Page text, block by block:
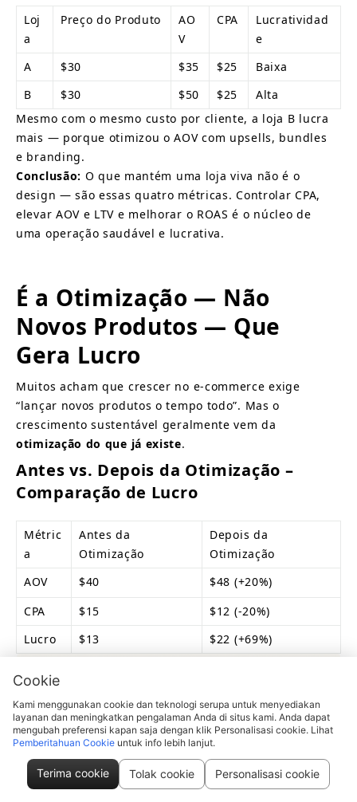
Loj
a
Preço do Produto
AO
V
CPA
Lucratividad
e
A
$30 $35 $25
Baixa
B
$30 $50 $25
Alta
Mesmo com o mesmo custo por cliente, a loja B lucra
mais — porque otimizou o AOV com upsells, bundles
e branding.
Conclusão: O que mantém uma loja viva não é o
design — são essas quatro métricas. Controlar CPA,
elevar AOV e LTV e melhorar o ROAS é o núcleo de
uma operação saudável e lucrativa.
É a Otimização — Não
Novos Produtos — Que
Gera Lucro
Muitos acham que crescer no e-commerce exige
“lançar novos produtos o tempo todo”. Mas o
crescimento sustentável geralmente vem da
otimização do que já existe.
Antes vs. Depois da Otimização –
Comparação de Lucro
Métric
a
Antes da
Otimização
Depois da
Otimização
AOV
$40
$48 (+20%)
CPA
$15
$12 (-20%)
Lucro
$13 $22 (+69%)
Cookie
Kami menggunakan cookie dan teknologi serupa untuk menyediakan
layanan dan meningkatkan pengalaman Anda di situs kami. Anda dapat
mengubah preferensi kapan saja dengan klik Personalisasi cookie. Lihat
Pemberitahuan Cookie untuk info lebih lanjut.
Terima cookie Tolak cookie Personalisasi cookie